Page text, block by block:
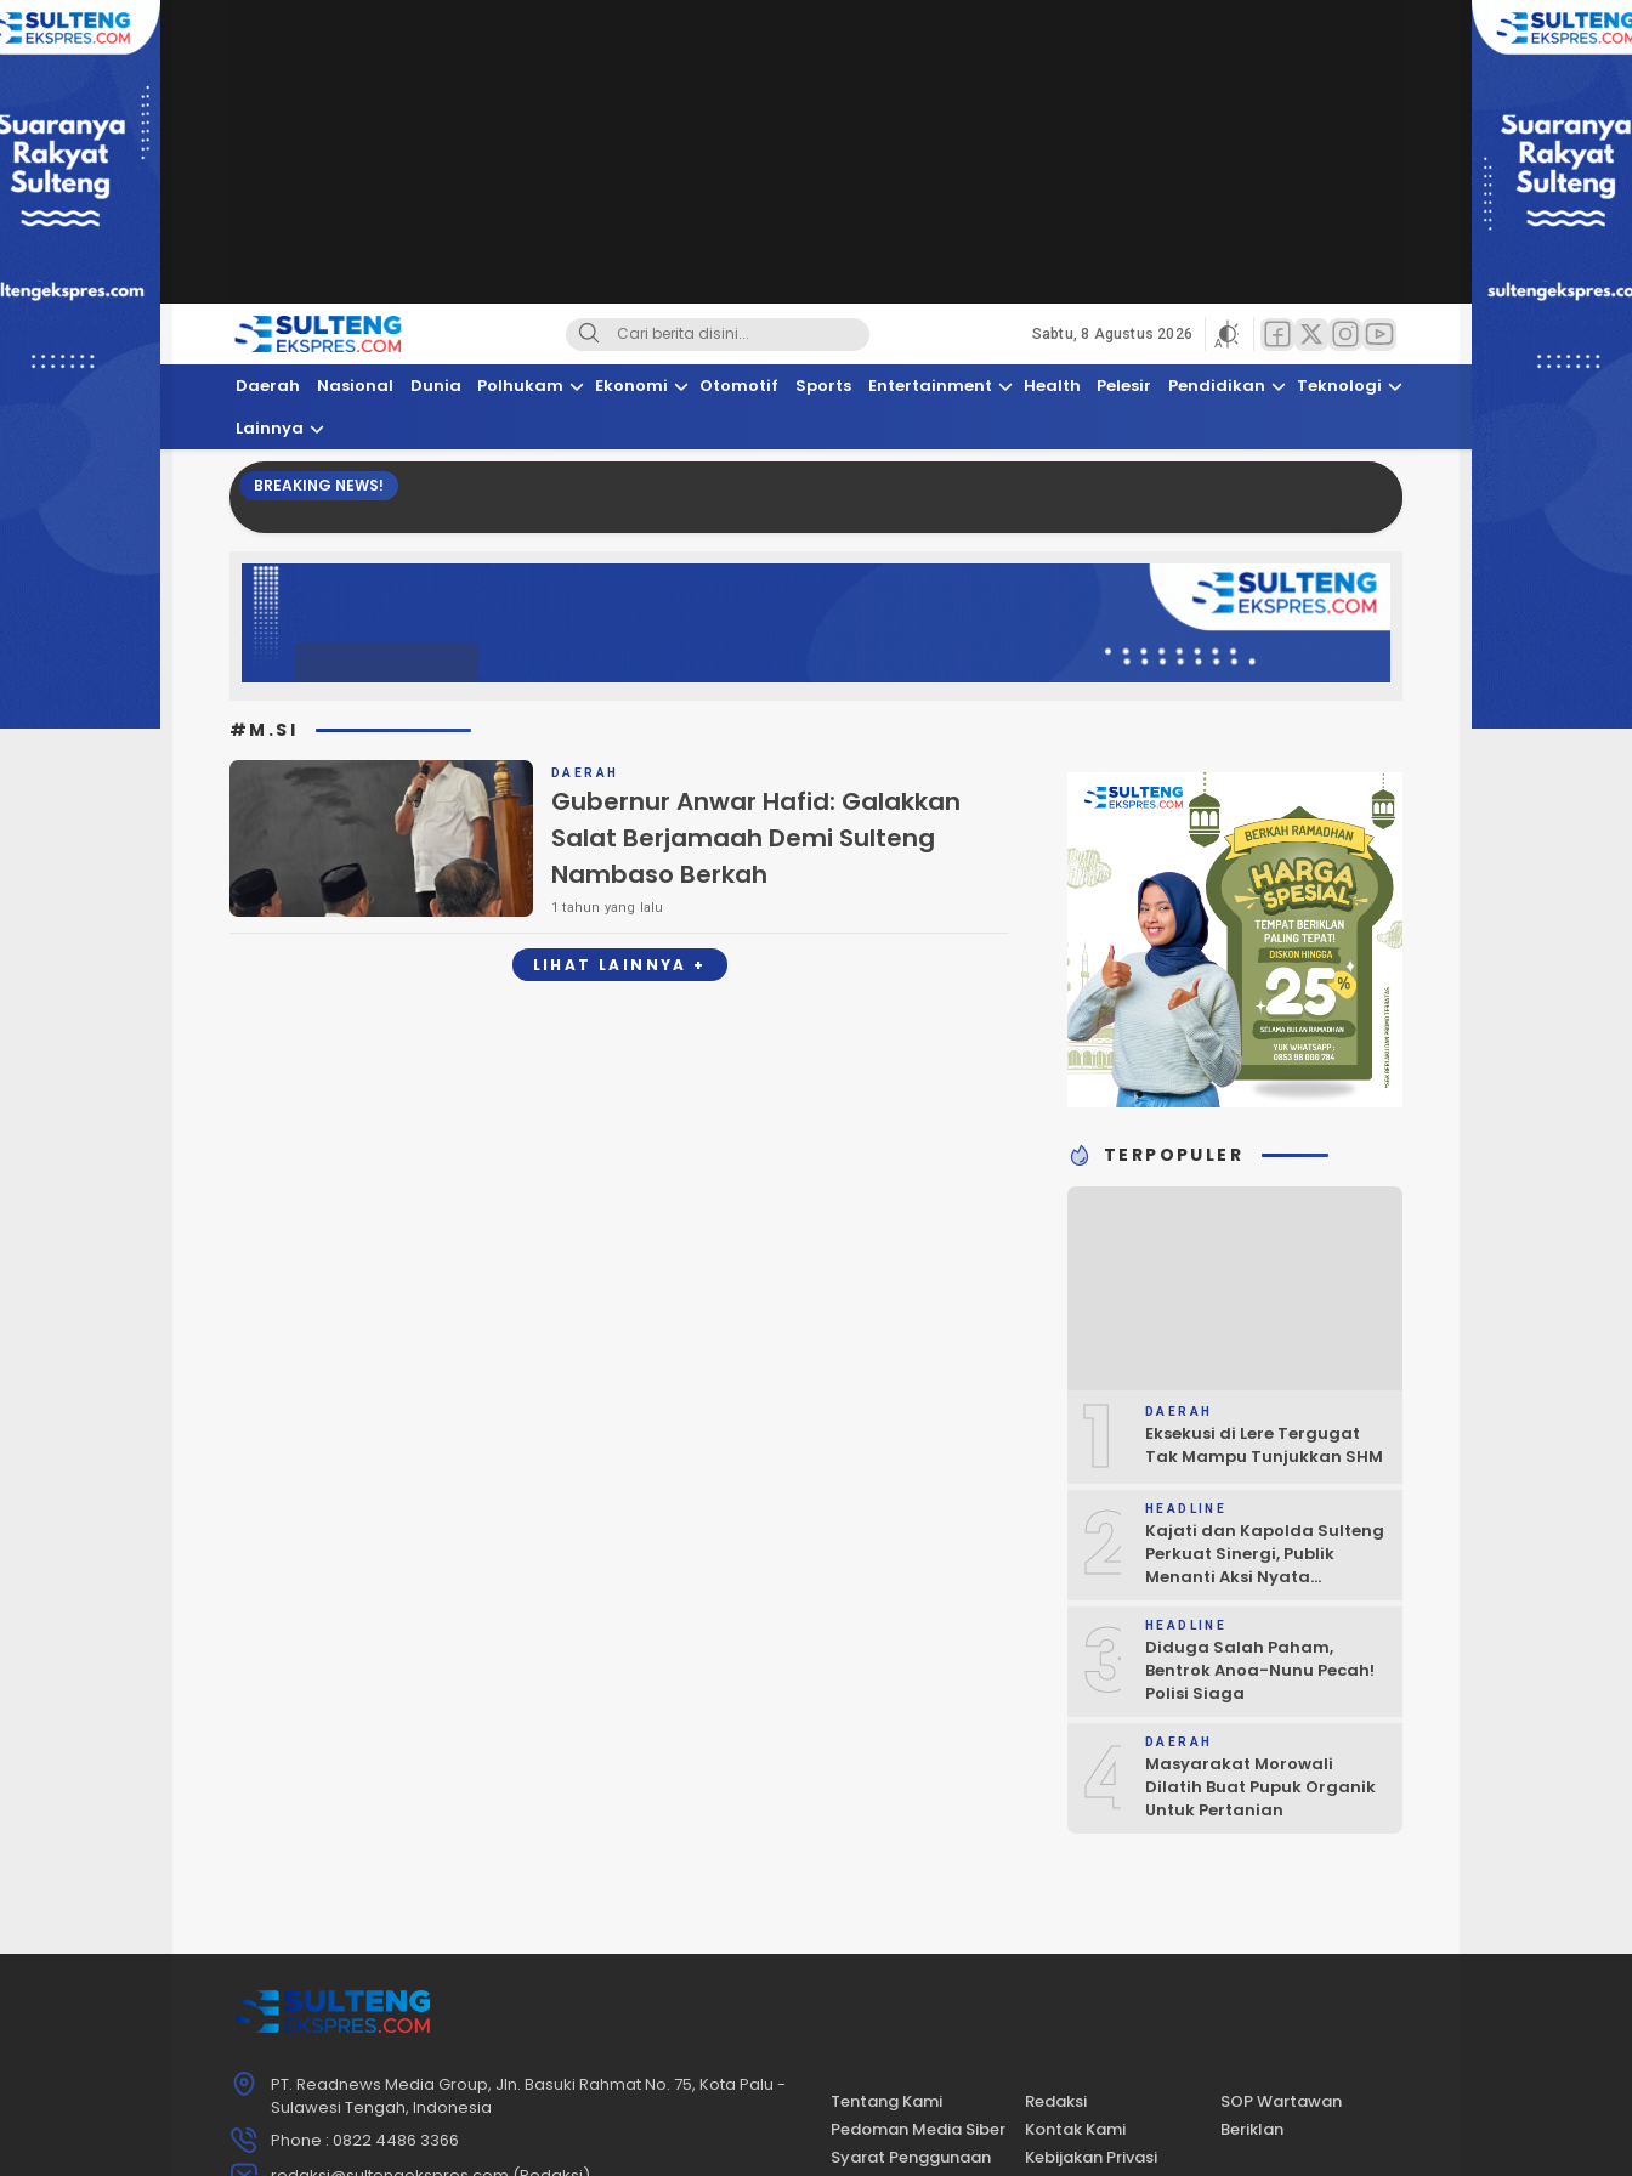
Sultengekspres.com
Berita Seputar Sulteng Hari Ini, Update Terkini, Suaranya Rakyat Sulteng
Sabtu, 8 Agustus 2026
Daerah Nasional Dunia Polhukam Ekonomi Otomotif Sports Entertainment Health Pelesir Pendidikan
Teknologi
Lainnya
BREAKING NEWS!
#M.SI
DAERAH
Gubernur Anwar Hafid: Galakkan
Salat Berjamaah Demi Sulteng
Nambaso Berkah
1 tahun yang lalu
LIHAT LAINNYA +
TERPOPULER
1 DAERAH
Eksekusi di Lere Tergugat
Tak Mampu Tunjukkan SHM
2 HEADLINE
Kajati dan Kapolda Sulteng
Perkuat Sinergi, Publik
Menanti Aksi Nyata
3 HEADLINE
Diduga Salah Paham,
Bentrok Anoa-Nunu Pecah!
Polisi Siaga
4 DAERAH
Masyarakat Morowali
Dilatih Buat Pupuk Organik
Untuk Pertanian
PT. Readnews Media Group, Jln. Basuki Rahmat No. 75, Kota Palu -
Sulawesi Tengah, Indonesia
Phone : 0822 4486 3366
Tentang Kami Redaksi
SOP Wartawan
Pedoman Media Siber
Kontak Kami
Beriklan
Syarat Penggunaan
Kebijakan Privasi